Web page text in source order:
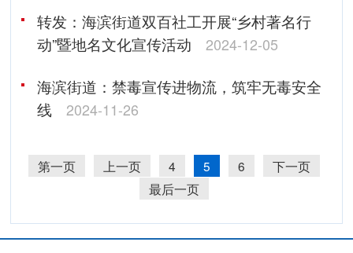
转发：海滨街道双百社工开展“乡村著名行
动”暨地名文化宣传活动
2024-12-05
海滨街道：禁毒宣传进物流，筑牢无毒安全
线
2024-11-26
第一页 上一页 4 5 6
下一页
最后一页